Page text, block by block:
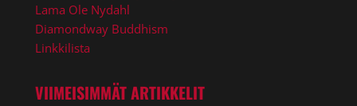
Lama Ole Nydahl
Diamondway Buddhism
Linkkilista
VIIMEISIMMÄT ARTIKKELIT